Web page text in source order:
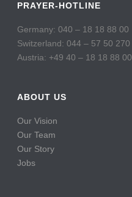
PRAYER-HOTLINE
Germany: 040 – 18 18 88 00
Switzerland: 044 – 57 50 270
Austria: +49 40 – 18 18 88 00
ABOUT US
Our Vision
Our Team
Our Story
Jobs